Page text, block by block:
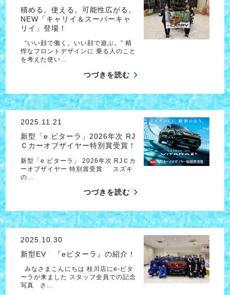
積める。使える。可能性広がる。
NEW「キャリイ＆スーパーキャ
リイ」登場！
“いい顔で働く。いい顔で遊ぶ。” 精
悍なフロントデザインに 乗る人のこと
を考えた使い…
つづきを読む
2025.11.21
新型「e ビターラ」2026年次 RJ
Ｃカーオブザイヤー特別賞受賞！
新型「e ビターラ」 2026年次 RJＣカ
ーオブザイヤー 特別賞受賞 スズキ
の…
つづきを読む
2025.10.30
新型EV 『eビターラ』の紹介！
みなさまこんにちは 桂川店にe-ビタ
ーラが来ました スタッフ全員での記念
写真 さ…